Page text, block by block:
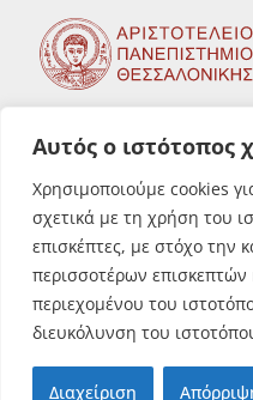
Αυτός ο ιστότοπος
Χρησιμοποιούμε cookies
σχετικά με τη χρήση του
επισκέπτες, με στόχο
περισσοτέρων
περιεχομένου του
διευκόλυνση του
Διαχείριση
© Αριστοτέλειο